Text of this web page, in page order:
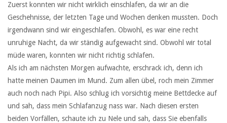
Zuerst konnten wir nicht wirklich einschlafen, da wir an die
Geschehnisse, der letzten Tage und Wochen denken mussten. Doch
irgendwann sind wir eingeschlafen. Obwohl, es war eine recht
unruhige Nacht, da wir ständig aufgewacht sind. Obwohl wir total
müde waren, konnten wir nicht richtig schlafen.
Als ich am nächsten Morgen aufwachte, erschrack ich, denn ich
hatte meinen Daumen im Mund. Zum allen übel, roch mein Zimmer
auch noch nach Pipi. Also schlug ich vorsichtig meine Bettdecke auf
und sah, dass mein Schlafanzug nass war. Nach diesen ersten
beiden Vorfällen, schaute ich zu Nele und sah, dass Sie ebenfalls